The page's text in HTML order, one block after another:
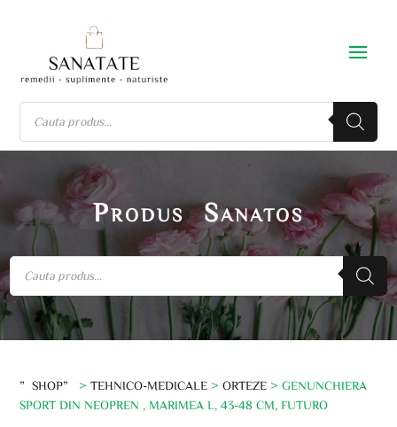
Produs Sanatos
”SHOP” >TEHNICO-MEDICALE >ORTEZE > GENUNCHIERA
SPORT DIN NEOPREN , MARIMEA L, 43-48 CM, FUTURO